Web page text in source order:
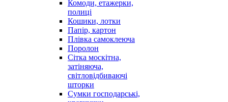
Комоди, етажерки,
полиці
Кошики, лотки
Папір, картон
Плівка самоклеюча
Поролон
Сітка москітна,
затіняюча,
світловідбиваючі
шторки
Сумки господарські,